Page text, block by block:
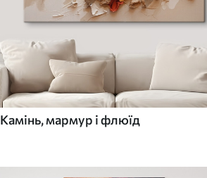
Камінь, мармур і флюїд